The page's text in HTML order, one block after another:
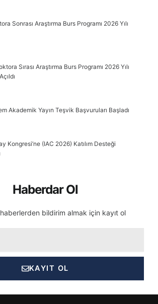
Sonrası Araştırma Burs Programı 2026 Yılı
Sırası Araştırma Burs Programı 2026 Yılı
Akademik Yayın Teşvik Başvuruları Başladı
Kongresi’ne (IAC 2026) Katılım Desteği
Haberdar Ol
haberlerden bildirim almak için kayıt ol
KAYIT OL